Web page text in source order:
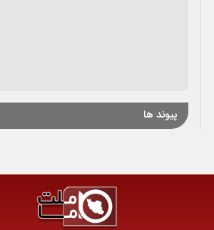
پیوند ها